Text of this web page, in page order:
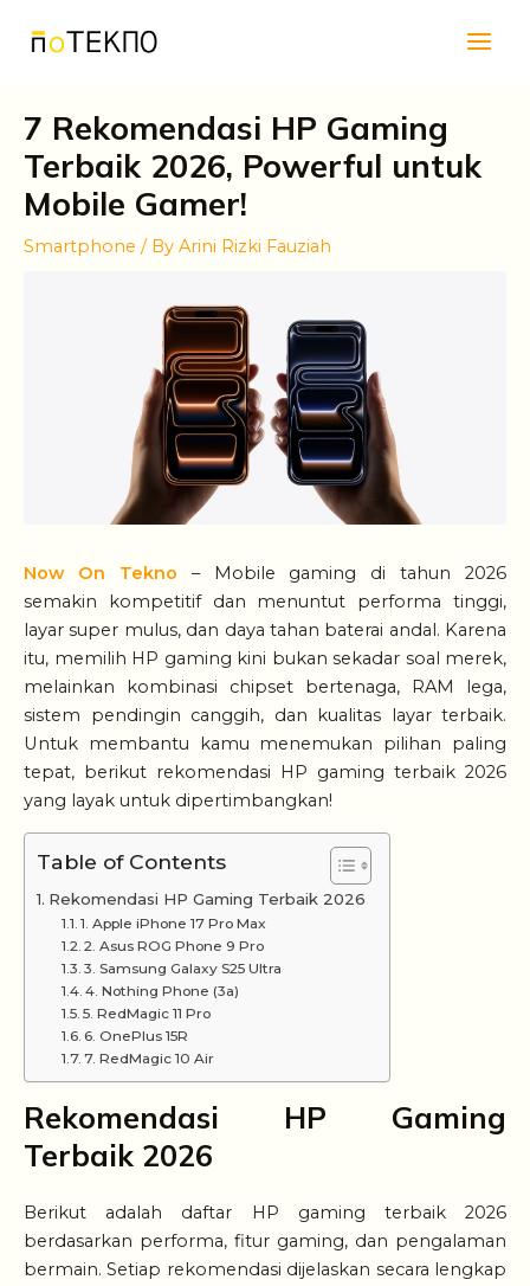
7 Rekomendasi HP Gaming
Terbaik 2026, Powerful untuk
Mobile Gamer!
Smartphone / By Arini Rizki Fauziah
Now On Tekno – Mobile gaming di tahun 2026
semakin kompetitif dan menuntut performa tinggi,
layar super mulus, dan daya tahan baterai andal. Karena
itu, memilih HP gaming kini bukan sekadar soal merek,
melainkan kombinasi chipset bertenaga, RAM lega,
sistem pendingin canggih, dan kualitas layar terbaik.
Untuk membantu kamu menemukan pilihan paling
tepat, berikut rekomendasi HP gaming terbaik 2026
yang layak untuk dipertimbangkan!
Table of Contents
Rekomendasi HP Gaming Terbaik 2026
1. Apple iPhone 17 Pro Max
2. Asus ROG Phone 9 Pro
3. Samsung Galaxy S25 Ultra
4. Nothing Phone (3a)
5. RedMagic 11 Pro
6. OnePlus 15R
7. RedMagic 10 Air
Rekomendasi HP Gaming
Terbaik 2026
Berikut adalah daftar HP gaming terbaik 2026
berdasarkan performa, fitur gaming, dan pengalaman
bermain. Setiap rekomendasi dijelaskan secara lengkap